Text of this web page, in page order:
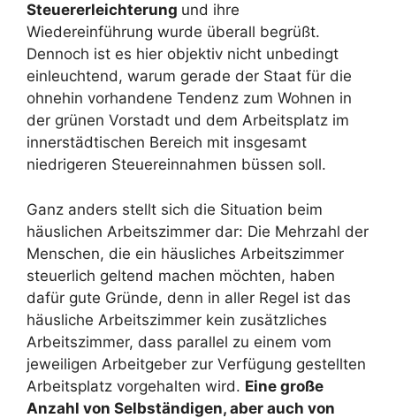
Steuererleichterung und ihre
Wiedereinführung wurde überall begrüßt.
Dennoch ist es hier objektiv nicht unbedingt
einleuchtend, warum gerade der Staat für die
ohnehin vorhandene Tendenz zum Wohnen in
der grünen Vorstadt und dem Arbeitsplatz im
innerstädtischen Bereich mit insgesamt
niedrigeren Steuereinnahmen büssen soll.
Ganz anders stellt sich die Situation beim
häuslichen Arbeitszimmer dar: Die Mehrzahl der
Menschen, die ein häusliches Arbeitszimmer
steuerlich geltend machen möchten, haben
dafür gute Gründe, denn in aller Regel ist das
häusliche Arbeitszimmer kein zusätzliches
Arbeitszimmer, dass parallel zu einem vom
jeweiligen Arbeitgeber zur Verfügung gestellten
Arbeitsplatz vorgehalten wird. Eine große
Anzahl von Selbständigen, aber auch von